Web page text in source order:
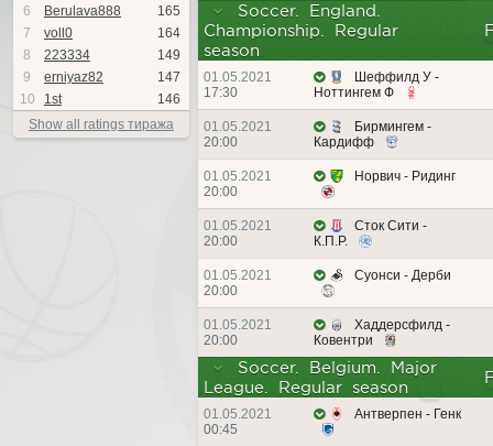
6
Berulava888
165
7
voll0
164
8
223334
149
9
erniyaz82
147
10
1st
146
Show all ratings тиража
Soccer. England.
Championship. Regular
season
01.05.2021
17:30
Шеффилд У -
Ноттингем Ф
01.05.2021
20:00
Бирмингем -
Кардифф
01.05.2021
20:00
Норвич - Ридинг
01.05.2021
20:00
Сток Сити -
К.П.Р.
01.05.2021
20:00
Суонси - Дерби
01.05.2021
20:00
Хаддерсфилд -
Ковентри
Soccer. Belgium. Major
League. Regular season
01.05.2021
00:45
Антверпен - Генк